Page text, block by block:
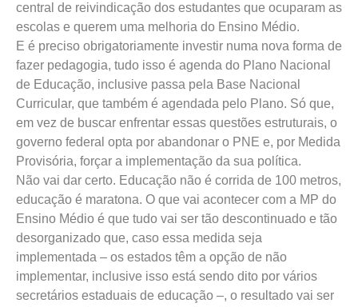
central de reivindicação dos estudantes que ocuparam as
escolas e querem uma melhoria do Ensino Médio.
E é preciso obrigatoriamente investir numa nova forma de
fazer pedagogia, tudo isso é agenda do Plano Nacional
de Educação, inclusive passa pela Base Nacional
Curricular, que também é agendada pelo Plano. Só que,
em vez de buscar enfrentar essas questões estruturais, o
governo federal opta por abandonar o PNE e, por Medida
Provisória, forçar a implementação da sua política.
Não vai dar certo. Educação não é corrida de 100 metros,
educação é maratona. O que vai acontecer com a MP do
Ensino Médio é que tudo vai ser tão descontinuado e tão
desorganizado que, caso essa medida seja
implementada – os estados têm a opção de não
implementar, inclusive isso está sendo dito por vários
secretários estaduais de educação –, o resultado vai ser